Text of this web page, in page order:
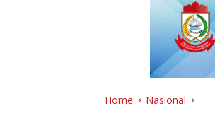
Home Nasional